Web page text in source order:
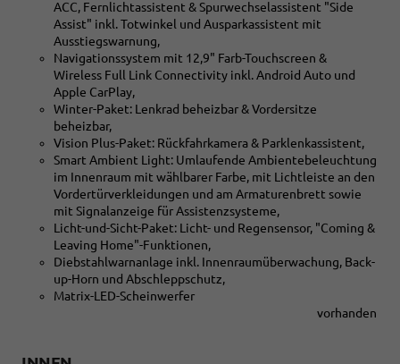
ACC, Fernlichtassistent & Spurwechselassistent "Side
Assist" inkl. Totwinkel und Ausparkassistent mit
Ausstiegswarnung,
Navigationssystem mit 12,9" Farb-Touchscreen &
Wireless Full Link Connectivity inkl. Android Auto und
Apple CarPlay,
Winter-Paket: Lenkrad beheizbar & Vordersitze
beheizbar,
Vision Plus-Paket: Rückfahrkamera & Parklenkassistent,
Smart Ambient Light: Umlaufende Ambientebeleuchtung
im Innenraum mit wählbarer Farbe, mit Lichtleiste an den
Vordertürverkleidungen und am Armaturenbrett sowie
mit Signalanzeige für Assistenzsysteme,
Licht-und-Sicht-Paket: Licht- und Regensensor, "Coming &
Leaving Home"-Funktionen,
Diebstahlwarnanlage inkl. Innenraumüberwachung, Back-
up-Horn und Abschleppschutz,
Matrix-LED-Scheinwerfer
vorhanden